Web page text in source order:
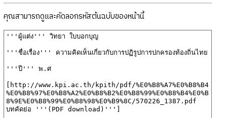
คุณสามารถดูและคัดลอกรหัสต้นฉบับของหน้านี้